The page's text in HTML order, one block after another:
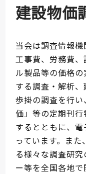
建設物価
当会は調査情報
工事費、労務費
ル製品等の価格
する調査・解析
歩掛の調査を行
価」等の定期刊
するとともに、
っています。ま
る様々な調査研
ー等を全国各地で